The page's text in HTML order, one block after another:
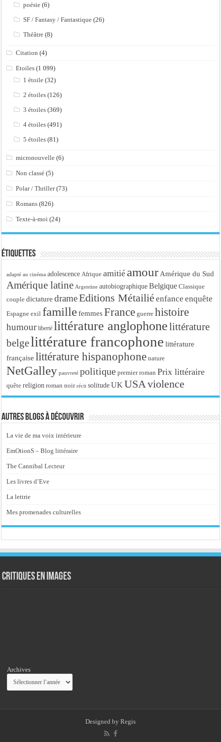
poésie (6)
SF / Fantasy / Fantastique (26)
Théâtre (8)
Citation (4)
Etoiles (1 099)
1 étoile (32)
2 étoiles (126)
3 étoiles (369)
4 étoiles (491)
5 étoiles (81)
micronouvelle (6)
Non classé (5)
Polar / Thriller(73)
Romans (826)
Texte-à-moi (24)
Étiquettes
adapté au cinéma adolescence Afrique amitié amour Amérique du Sud
Amérique latine Argentine autobiographique Belgique Classique
couple dictature drameEditions Métailié enfance enquête
Espagne exil famille femmes France guerre histoire
humour liberté littérature anglophonelittérature
belgelittérature francophone littérature
française littérature hispanophone nature
NetGalley pauvreté politique premier roman Prix littéraire
quête religion roman noir récit solitude UK USA violence
Autres blogs à découvrir
La vie de ma voix intérieure
EmOtionS – Blog littéraire
The Cannibal Lecteur
Les livres d’Eve
La lettrie
Mes promenades culturelles
Critiques en images
Archives
Designed by Regis